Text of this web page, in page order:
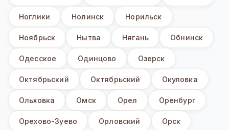
Ноглики Нолинск Норильск
Ноябрьск Нытва Нягань Обнинск
Одесское Одинцово Озерск
Октябрьский Октябрьский Окуловка
Ольховка Омск Орел Оренбург
Орехово-Зуево Орловский Орск